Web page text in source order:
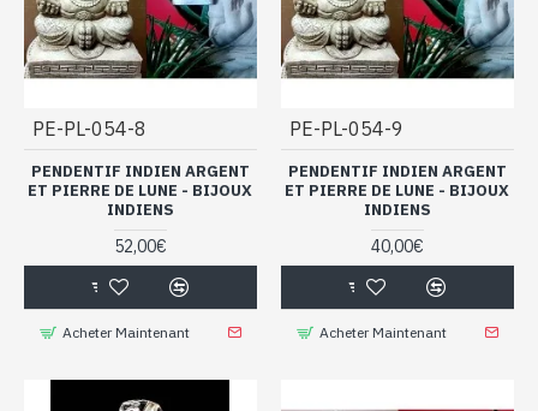
PE-PL-054-8
PENDENTIF INDIEN ARGENT
ET PIERRE DE LUNE - BIJOUX
INDIENS
52,00€
Acheter Maintenant
PE-PL-054-9
PENDENTIF INDIEN ARGENT
ET PIERRE DE LUNE - BIJOUX
INDIENS
40,00€
Acheter Maintenant